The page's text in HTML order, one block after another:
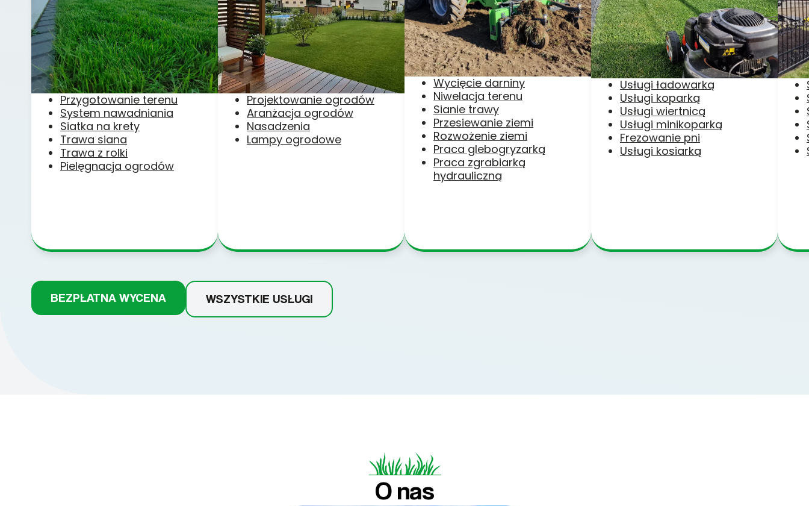
Przygotowanie terenu
System nawadniania
Siatka na krety
Trawa siana
Trawa z rolki
Pielęgnacja ogrodów
Projektowanie ogrodów
Aranżacja ogrodów
Nasadzenia
Lampy ogrodowe
Wycięcie darniny
Niwelacja terenu
Sianie trawy
Przesiewanie ziemi
Rozwożenie ziemi
Praca glebogryzarką
Praca zgrabiarką
hydrauliczną
Usługi ładowarką
Usługi koparką
Usługi wiertnicą
Usługi minikoparką
Frezowanie pni
Usługi kosiarką
BEZPŁATNA WYCENA WSZYSTKIE USŁUGI
O nas